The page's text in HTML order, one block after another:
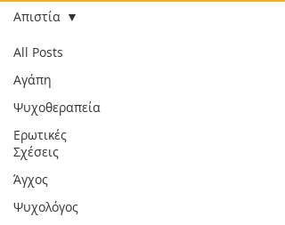
All Posts
Αγάπη
Ψυχοθεραπεία
Ερωτικές
Σχέσεις
Άγχος
Ψυχολόγος
Απιστία